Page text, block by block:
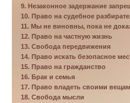
9. Незаконное задержание
10. Право на судебное
11. Мы не виновны, пока не
12. Право на частную жизнь
13. Свобода передвижения
14. Право искать безопасное
15. Право на гражданство
16. Брак и семья
17. Право владеть своими
18. Свобода мысли